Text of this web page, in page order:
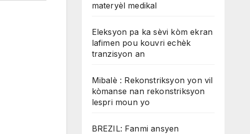
materyèl medikal
Eleksyon pa ka sèvi kòm ekran
lafimen pou kouvri echèk
tranzisyon an
Mibalè : Rekonstriksyon yon vil
kòmanse nan rekonstriksyon
lespri moun yo
BREZIL: Fanmi ansyen